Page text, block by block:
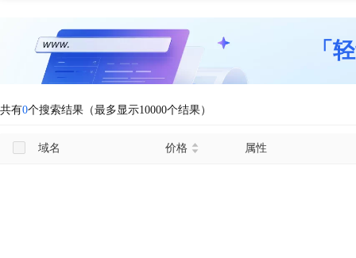
「
共有0个搜索结果（最多显示10000个结果）
域名 价格 属性